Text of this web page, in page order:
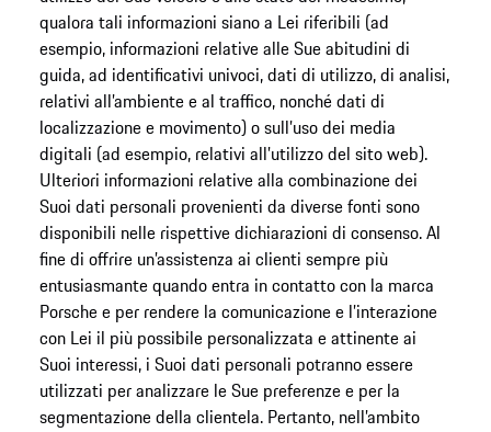
qualora tali informazioni siano a Lei riferibili (ad
esempio, informazioni relative alle Sue abitudini di
guida, ad identificativi univoci, dati di utilizzo, di analisi,
relativi all’ambiente e al traffico, nonché dati di
localizzazione e movimento) o sull’uso dei media
digitali (ad esempio, relativi all’utilizzo del sito web).
Ulteriori informazioni relative alla combinazione dei
Suoi dati personali provenienti da diverse fonti sono
disponibili nelle rispettive dichiarazioni di consenso. Al
fine di offrire un’assistenza ai clienti sempre più
entusiasmante quando entra in contatto con la marca
Porsche e per rendere la comunicazione e l’interazione
con Lei il più possibile personalizzata e attinente ai
Suoi interessi, i Suoi dati personali potranno essere
utilizzati per analizzare le Sue preferenze e per la
segmentazione della clientela. Pertanto, nell’ambito